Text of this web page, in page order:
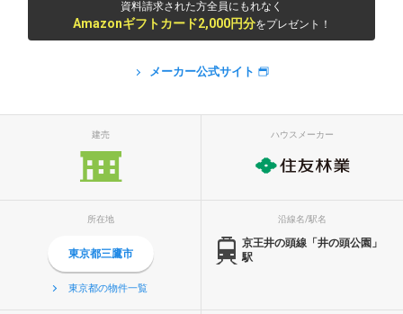
資料請求された方全員にもれなく
Amazonギフトカード2,000円分をプレゼント！
メーカー公式サイト
建売 ハウスメーカー
所在地
東京都三鷹市
東京都の物件一覧
沿線名/駅名
京王井の頭線「井の頭公園」
駅